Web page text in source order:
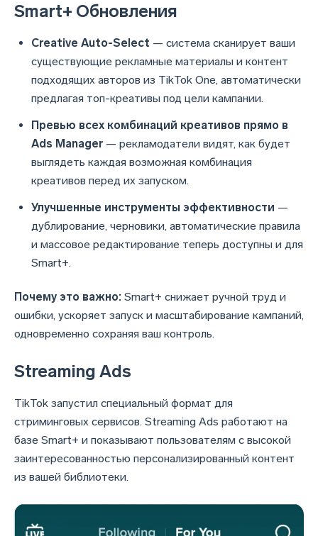
Smart+ Oбновления
Creative Auto-Select — система сканирует ваши
существующие рекламные материалы и контент
подходящих авторов из TikTok One, автоматически
предлагая топ-креативы под цели кампании.
Превью всех комбинаций креативов прямо в
Ads Manager— рекламодатели видят, как будет
выглядеть каждая возможная комбинация
креативов перед их запуском.
Улучшенные инструменты эффективности —
дублирование, черновики, автоматические правила
и массовое редактирование теперь доступны и для
Smart+.
Почему это важно: Smart+ снижает ручной труд и
ошибки, ускоряет запуск и масштабирование кампаний,
одновременно сохраняя ваш контроль.
Streaming Ads
TikTok запустил специальный формат для
стриминговых сервисов. Streaming Ads работают на
базе Smart+ и показывают пользователям с высокой
заинтересованностью персонализированный контент
из вашей библиотеки.